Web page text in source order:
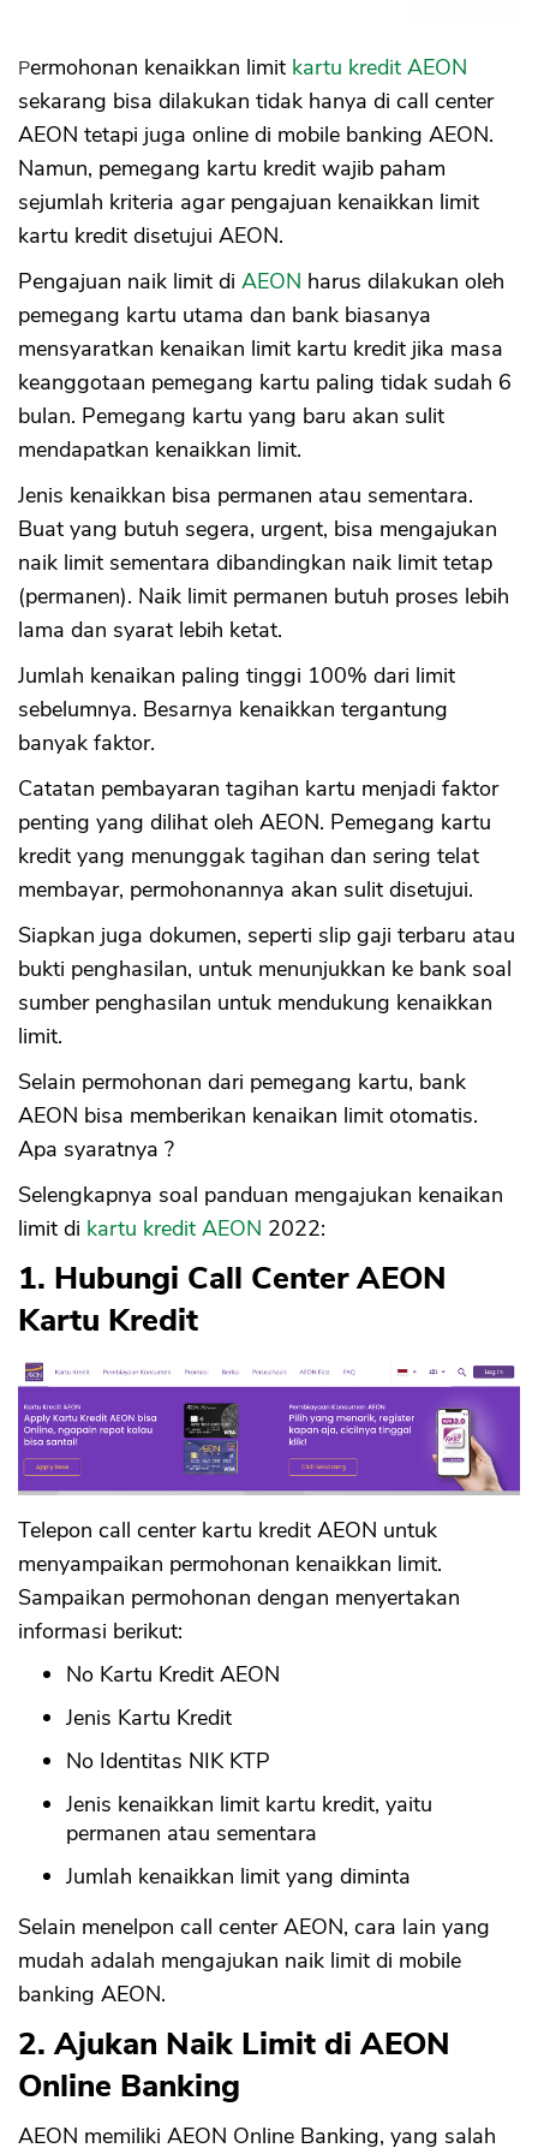
Permohonan kenaikkan limit kartu kredit AEON
sekarang bisa dilakukan tidak hanya di call center
AEON tetapi juga online di mobile banking AEON.
Namun, pemegang kartu kredit wajib paham
sejumlah kriteria agar pengajuan kenaikkan limit
kartu kredit disetujui AEON.
Pengajuan naik limit di AEON harus dilakukan oleh
pemegang kartu utama dan bank biasanya
mensyaratkan kenaikan limit kartu kredit jika masa
keanggotaan pemegang kartu paling tidak sudah 6
bulan. Pemegang kartu yang baru akan sulit
mendapatkan kenaikkan limit.
Jenis kenaikkan bisa permanen atau sementara.
Buat yang butuh segera, urgent, bisa mengajukan
naik limit sementara dibandingkan naik limit tetap
(permanen). Naik limit permanen butuh proses lebih
lama dan syarat lebih ketat.
Jumlah kenaikan paling tinggi 100% dari limit
sebelumnya. Besarnya kenaikkan tergantung
banyak faktor.
Catatan pembayaran tagihan kartu menjadi faktor
penting yang dilihat oleh AEON. Pemegang kartu
kredit yang menunggak tagihan dan sering telat
membayar, permohonannya akan sulit disetujui.
Siapkan juga dokumen, seperti slip gaji terbaru atau
bukti penghasilan, untuk menunjukkan ke bank soal
sumber penghasilan untuk mendukung kenaikkan
limit.
Selain permohonan dari pemegang kartu, bank
AEON bisa memberikan kenaikan limit otomatis.
Apa syaratnya ?
Selengkapnya soal panduan mengajukan kenaikan
limit di kartu kredit AEON 2022:
1. Hubungi Call Center AEON
Kartu Kredit
Telepon call center kartu kredit AEON untuk
menyampaikan permohonan kenaikkan limit.
Sampaikan permohonan dengan menyertakan
informasi berikut:
No Kartu Kredit AEON
Jenis Kartu Kredit
No Identitas NIK KTP
Jenis kenaikkan limit kartu kredit, yaitu
permanen atau sementara
Jumlah kenaikkan limit yang diminta
Selain menelpon call center AEON, cara lain yang
mudah adalah mengajukan naik limit di mobile
banking AEON.
2. Ajukan Naik Limit di AEON
Online Banking
AEON memiliki AEON Online Banking, yang salah